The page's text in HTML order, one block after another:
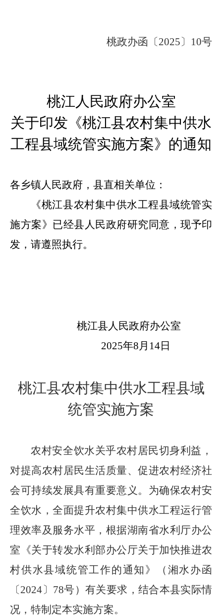
桃政办函〔2025〕 10号
桃江人民政府办公室
关于印发《桃江县农村集中供水
工程县域统管实施方案》的通知
各乡镇人民政府，县直相关单位：
《桃江县农村集中供水工程县域统管实
施方案》已经县人民政府研究同意，现予印
发，请遵照执行。
桃江县人民政府办公室
2025年8月 14日
桃江县农村集中供水工程县域
统管实施方案
农村安全饮水关乎农村居民切身利益，
对提高农村居民生活质量、促进农村经济社
会可持续发展具有重要意义。为确保农村安
全饮水，全面提升农村集中供水工程运行管
理效率及服务水平，根据湖南省水利厅办公
室《关于转发水利部办公厅关于加快推进农
村供水县域统管工作的通知》（湘水办函
〔2024〕 78号）有关要求，结合本县实际情
况，特制定本实施方案。